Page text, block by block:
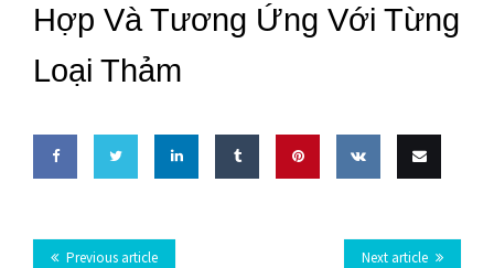
Hợp Và Tương Ứng Với Từng
Loại Thảm
on on on on VK this
Next article
Previous article